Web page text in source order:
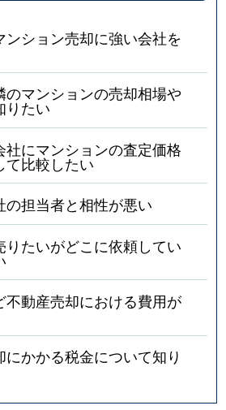
ンション売却に強い会社を
のマンションの売却相場や
りたい
社にマンションの査定価格
て比較したい
の担当者と相性が悪い
りたいがどこに依頼してい
不動産売却における費用が
かかる税金について知り